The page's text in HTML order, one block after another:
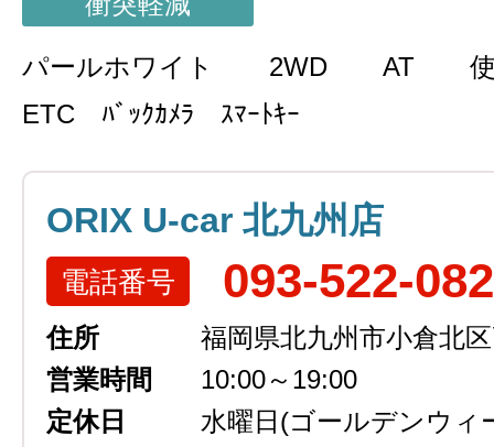
パールホワイト 2WD AT
ETC ﾊﾞｯｸｶﾒﾗ ｽﾏｰﾄｷｰ
ORIX U-car 北九州店
電話番号 093-522-
住所
福岡県北九州市小倉北
営業時間
10:00～19:00
定休日
水曜日 (ゴールデンウィ